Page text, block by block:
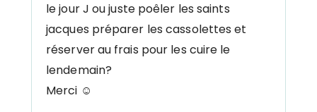
le jour J ou juste poêler les saints
jacques préparer les cassolettes et
réserver au frais pour les cuire le
lendemain?
Merci ☺️